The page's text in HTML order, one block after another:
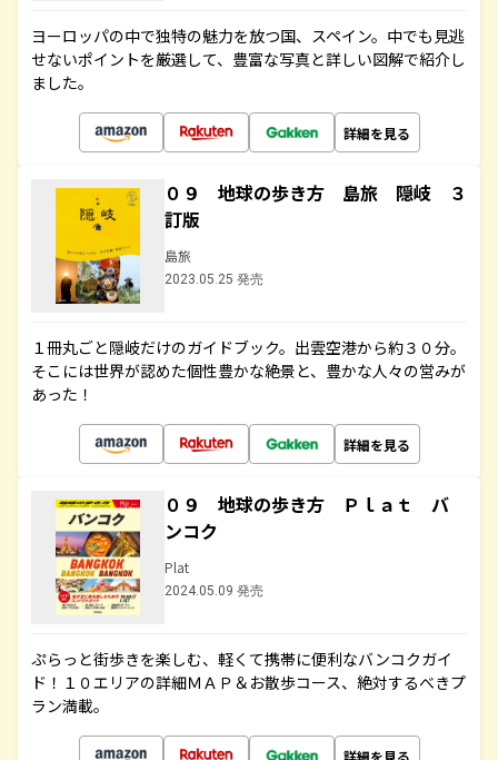
ヨーロッパの中で独特の魅力を放つ国、スペイン。中でも見逃
せないポイントを厳選して、豊富な写真と詳しい図解で紹介し
ました。
詳細を見る
０９ 地球の歩き方 島旅 隠岐 ３
訂版
島旅
2023.05.25 発売
１冊丸ごと隠岐だけのガイドブック。出雲空港から約３０分。
そこには世界が認めた個性豊かな絶景と、豊かな人々の営みが
あった！
詳細を見る
０９ 地球の歩き方 Ｐｌａｔ バ
ンコク
Plat
2024.05.09 発売
ぷらっと街歩きを楽しむ、軽くて携帯に便利なバンコクガイ
ド！１０エリアの詳細ＭＡＰ＆お散歩コース、絶対するべきプ
ラン満載。
詳細を見る